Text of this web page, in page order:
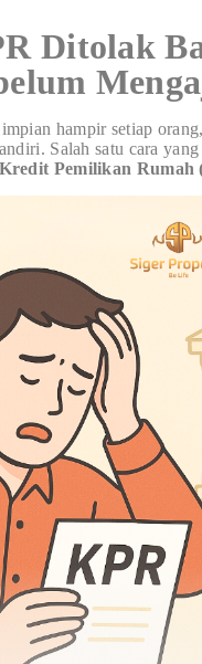
Ditolak
hampir setiap
Salah satu cara
Kredit Pemilikan Rumah